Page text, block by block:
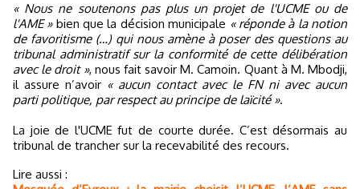
« Nous ne soutenons pas plus un projet de l'UCME ou de
l'AME »bien que la décision municipale « réponde à la notion
de favoritisme (…) qui nous amène à poser des questions au
tribunal administratif sur la conformité de cette délibération
avec le droit », nous fait savoir M. Camoin. Quant à M. Mbodji,
il assure n’avoir « aucun contact avec le FN ni avec aucun
parti politique, par respect au principe de laïcité ».
La joie de l'UCME fut de courte durée. C’est désormais au
tribunal de trancher sur la recevabilité des recours.
Lire aussi :